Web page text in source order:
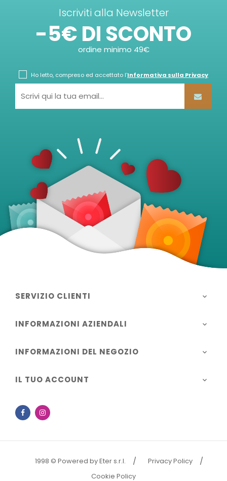
Iscriviti alla Newsletter
-5€ DI SCONTO
ordine minimo 49€
Ho letto, compreso ed accettato l'Informativa sulla Privacy
SERVIZIO CLIENTI 
INFORMAZIONI AZIENDALI 
INFORMAZIONI DEL NEGOZIO 
IL TUO ACCOUNT 
Facebook
1998 © Powered by Eter s.r.l.
Privacy Policy
Cookie Policy